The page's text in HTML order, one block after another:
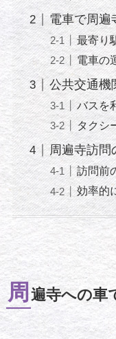
電車で周遍
最寄り
電車の
公共交通機
バスを
タクシ
周遍寺訪問
訪問前
効率的
周 遍寺への車